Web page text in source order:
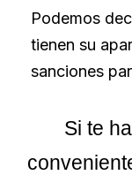
Podemos
tienen su
sanciones
Si te